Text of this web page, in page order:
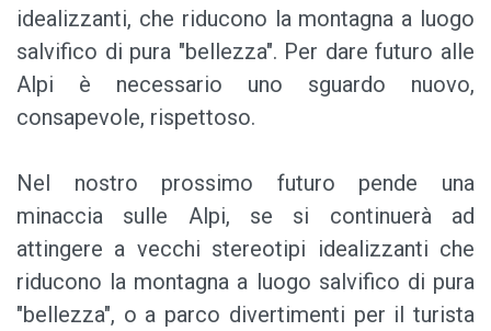
idealizzanti, che riducono la montagna a luogo
salvifico di pura "bellezza". Per dare futuro alle
Alpi è necessario uno sguardo nuovo,
consapevole, rispettoso.
Nel nostro prossimo futuro pende una
minaccia sulle Alpi, se si continuerà ad
attingere a vecchi stereotipi idealizzanti che
riducono la montagna a luogo salvifico di pura
"bellezza", o a parco divertimenti per il turista